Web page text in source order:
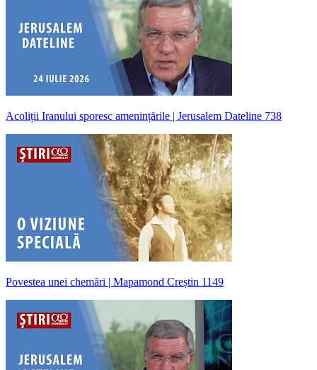
Acoliții Iranului sporesc amenințările | Jerusalem Dateline 738
Povestea unei chemări | Mapamond Creștin 1149